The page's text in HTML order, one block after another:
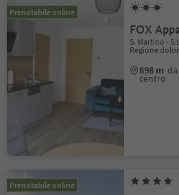
Prenotabile online
FOX
S. Martino -
Regione
898 m
centro
Prenotabile online